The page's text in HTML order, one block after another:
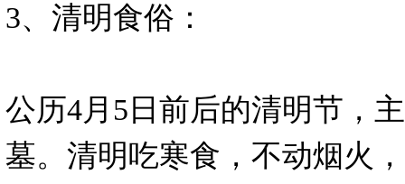
3、清明食俗：
公历4月5日前后的清明节，
墓。清明吃寒食，不动烟火